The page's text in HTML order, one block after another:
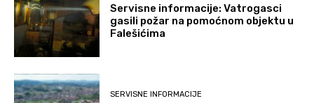
Servisne informacije: Vatrogasci
gasili požar na pomoćnom objektu u
Falešićima
SERVISNE INFORMACIJE